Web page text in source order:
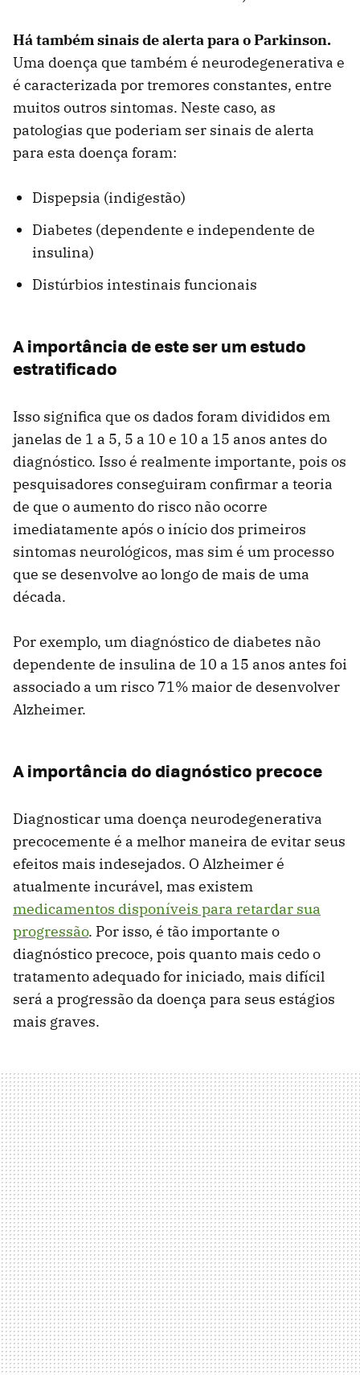
Há também sinais de alerta para o Parkinson.
Uma doença que também é neurodegenerativa e
é caracterizada por tremores constantes, entre
muitos outros sintomas. Neste caso, as
patologias que poderiam ser sinais de alerta
para esta doença foram:
Dispepsia (indigestão)
Diabetes (dependente e independente de
insulina)
Distúrbios intestinais funcionais
A importância de este ser um estudo
estratificado
Isso significa que os dados foram divididos em
janelas de 1 a 5, 5 a 10 e 10 a 15 anos antes do
diagnóstico. Isso é realmente importante, pois os
pesquisadores conseguiram confirmar a teoria
de que o aumento do risco não ocorre
imediatamente após o início dos primeiros
sintomas neurológicos, mas sim é um processo
que se desenvolve ao longo de mais de uma
década.
Por exemplo, um diagnóstico de diabetes não
dependente de insulina de 10 a 15 anos antes foi
associado a um risco 71% maior de desenvolver
Alzheimer.
A importância do diagnóstico precoce
Diagnosticar uma doença neurodegenerativa
precocemente é a melhor maneira de evitar seus
efeitos mais indesejados. O Alzheimer é
atualmente incurável, mas existem
medicamentos disponíveis para retardar sua
progressão. Por isso, é tão importante o
diagnóstico precoce, pois quanto mais cedo o
tratamento adequado for iniciado, mais difícil
será a progressão da doença para seus estágios
mais graves.